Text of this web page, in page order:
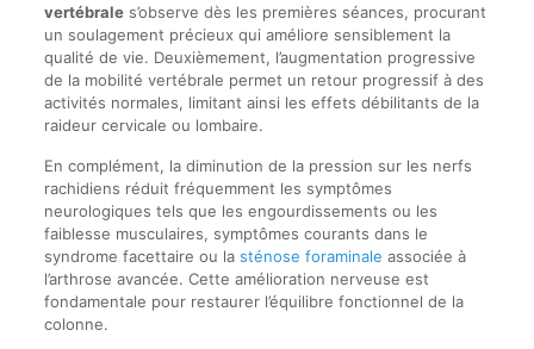
vertébrales’observe dès les premières séances, procurant
un soulagement précieux qui améliore sensiblement la
qualité de vie. Deuxièmement, l’augmentation progressive
de la mobilité vertébrale permet un retour progressif à des
activités normales, limitant ainsi les effets débilitants de la
raideur cervicale ou lombaire.
En complément, la diminution de la pression sur les nerfs
rachidiens réduit fréquemment les symptômes
neurologiques tels que les engourdissements ou les
faiblesse musculaires, symptômes courants dans le
syndrome facettaire ou la sténose foraminale associée à
l’arthrose avancée. Cette amélioration nerveuse est
fondamentale pour restaurer l’équilibre fonctionnel de la
colonne.